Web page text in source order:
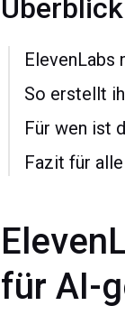
Überblick
ElevenLabs
So erstellt
Für wen ist
Fazit für
für AI-